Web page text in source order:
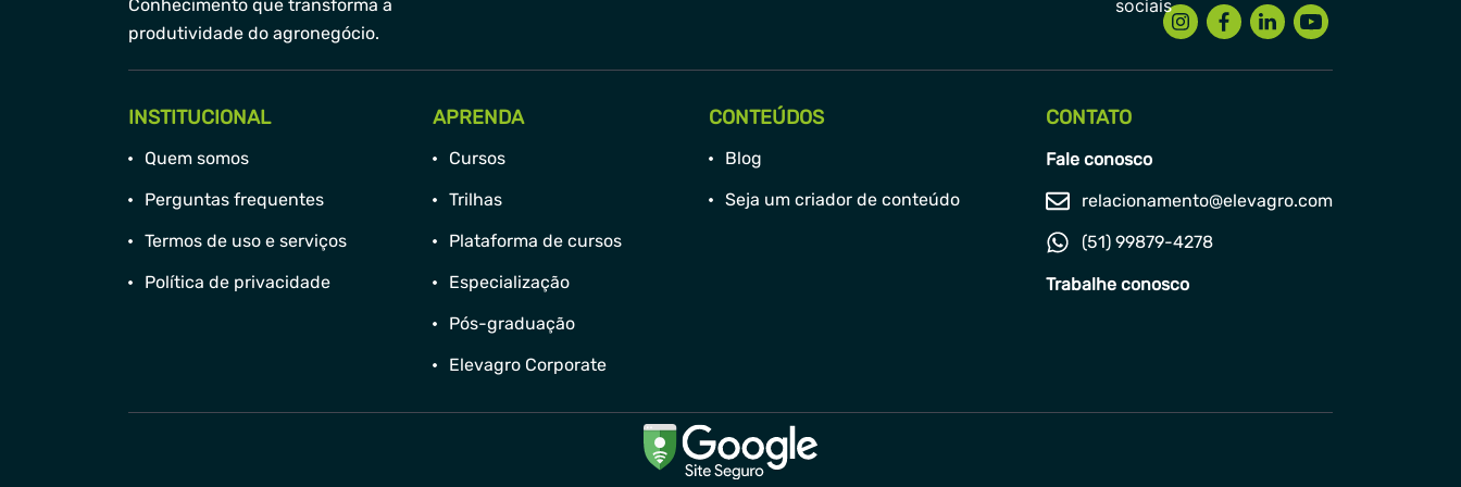
Conhecimento que transforma a
produtividade do agronegócio.
INSTITUCIONAL
Quem somos
Perguntas frequentes
Termos de uso e serviços
Política de privacidade
APRENDA
Cursos
Trilhas
Plataforma de cursos
Especialização
Pós-graduação
Elevagro Corporate
CONTEÚDOS
Blog
Seja um criador de conteúdo
CONTATO
Fale conosco
relacionamento@elevagro.com
(51) 99879-4278
Trabalhe conosco